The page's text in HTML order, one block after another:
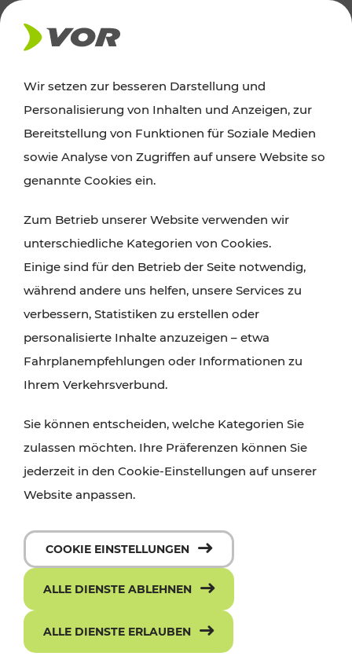
AKTUELLES
News
Alle wichtigen Meldungen zu Fahrplanänderungen,
finden Sie hier im Überblick.
Wir setzen zur besseren Darstellung und
Personalisierung von Inhalten und Anzeigen, zur
Bereitstellung von Funktionen für Soziale Medien
sowie Analyse von Zugriffen auf unsere Website so
genannte Cookies ein.
Zum Betrieb unserer Website verwenden wir
unterschiedliche Kategorien von Cookies.
Einige sind für den Betrieb der Seite notwendig,
während andere uns helfen, unsere Services zu
verbessern, Statistiken zu erstellen oder
personalisierte Inhalte anzuzeigen – etwa
Fahrplanempfehlungen oder Informationen zu
Ihrem Verkehrsverbund.
Sie können entscheiden, welche Kategorien Sie
zulassen möchten. Ihre Präferenzen können Sie
jederzeit in den Cookie-Einstellungen auf unserer
Website anpassen.
COOKIE EINSTELLUNGEN
ALLE DIENSTE ABLEHNEN
ALLE DIENSTE ERLAUBEN